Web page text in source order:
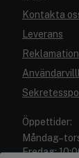
Kontakta
Leverans
Öppettider:
Fredag: